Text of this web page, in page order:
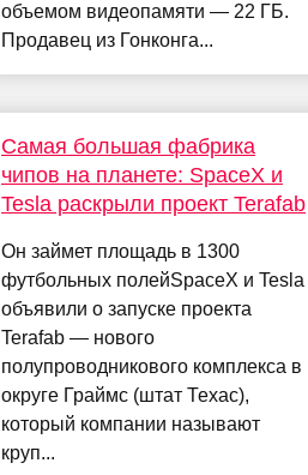
объемом видеопамяти — 22 ГБ.
Продавец из Гонконга...
Самая большая фабрика
чипов на планете: SpaceX и
Tesla раскрыли проект Terafab
Он займет площадь в 1300
футбольных полейSpaceX и Tesla
объявили о запуске проекта
Terafab — нового
полупроводникового комплекса в
округе Граймс (штат Техас),
который компании называют
круп...